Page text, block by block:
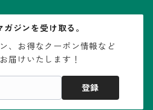
ジンを受け取る。
、お得なクーポン情報など
届けいたします！
登録